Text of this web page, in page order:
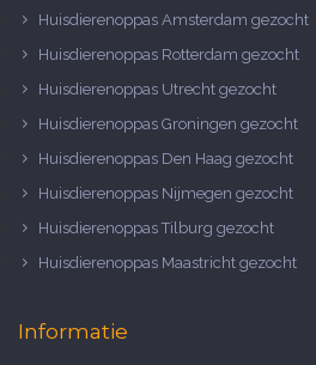
Huisdierenoppas Amsterdam gezocht
Huisdierenoppas Rotterdam gezocht
Huisdierenoppas Utrecht gezocht
Huisdierenoppas Groningen gezocht
Huisdierenoppas Den Haag gezocht
Huisdierenoppas Nijmegen gezocht
Huisdierenoppas Tilburg gezocht
Huisdierenoppas Maastricht gezocht
Informatie